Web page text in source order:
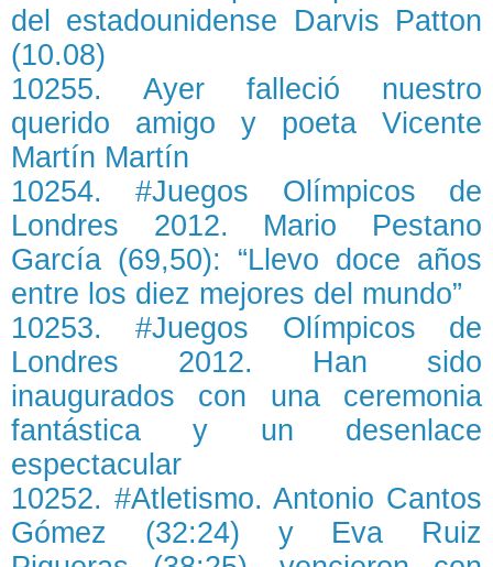
del estadounidense Darvis Patton
(10.08)
10255. Ayer falleció nuestro
querido amigo y poeta Vicente
Martín Martín
10254. #Juegos Olímpicos de
Londres 2012. Mario Pestano
García (69,50): “Llevo doce años
entre los diez mejores del mundo”
10253. #Juegos Olímpicos de
Londres 2012. Han sido
inaugurados con una ceremonia
fantástica y un desenlace
espectacular
10252. #Atletismo. Antonio Cantos
Gómez (32:24) y Eva Ruiz